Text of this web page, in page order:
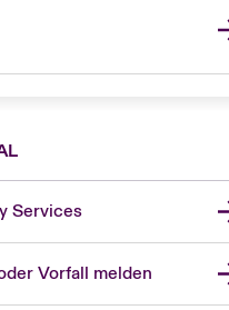
Services
Vorfall melden